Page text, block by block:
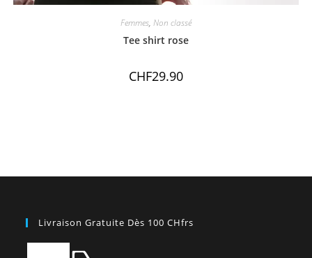
Femmes, Non classé
Tee shirt rose
CHF29.90
Livraison Gratuite Dès 100 CHfrs